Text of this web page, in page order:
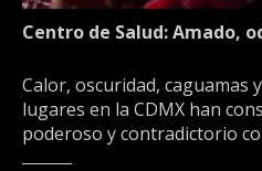
Centro de Salud: Amado,
Calor, oscuridad, caguamas
lugares en la CDMX han
poderoso y contradictorio